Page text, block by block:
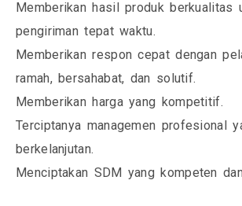
Memberikan hasil produk berkualitas
pengiriman tepat waktu.
Memberikan respon cepat dengan
ramah, bersahabat, dan solutif.
Memberikan harga yang kompetitif.
Terciptanya managemen profesional
berkelanjutan.
Menciptakan SDM yang kompeten